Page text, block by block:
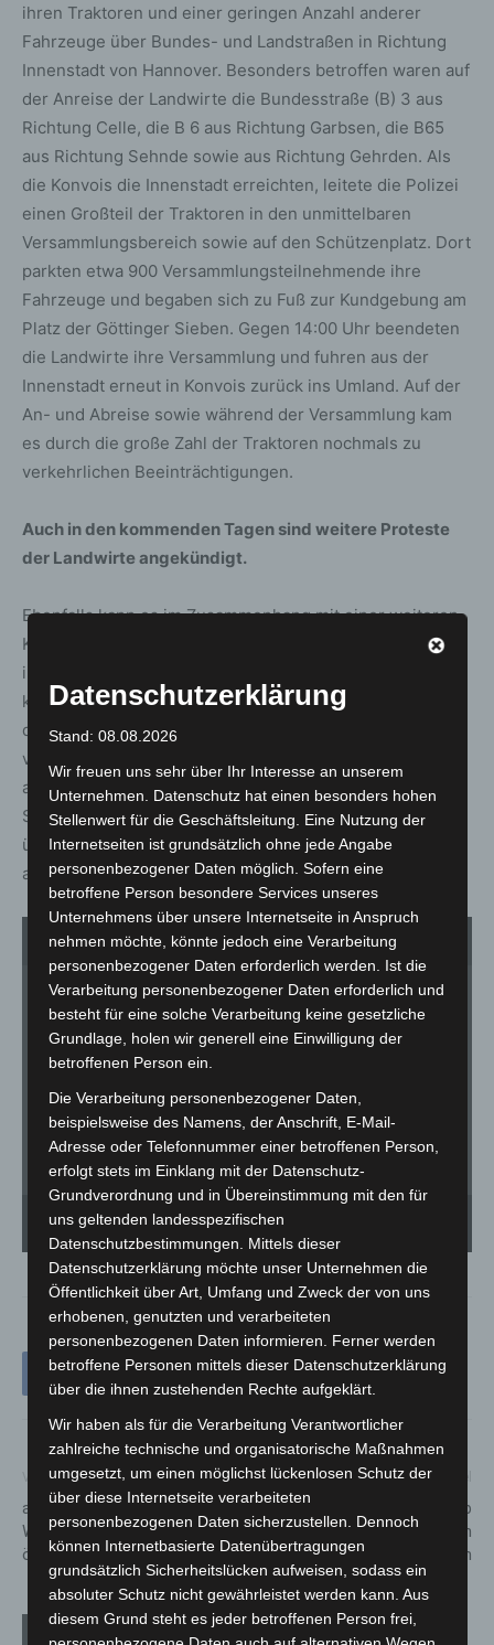
ihren Traktoren und einer geringen Anzahl anderer
Fahrzeuge über Bundes- und Landstraßen in Richtung
Innenstadt von Hannover. Besonders betroffen waren auf
der Anreise der Landwirte die Bundesstraße (B) 3 aus
Richtung Celle, die B 6 aus Richtung Garbsen, die B65
aus Richtung Sehnde sowie aus Richtung Gehrden. Als
die Konvois die Innenstadt erreichten, leitete die Polizei
einen Großteil der Traktoren in den unmittelbaren
Versammlungsbereich sowie auf den Schützenplatz. Dort
parkten etwa 900 Versammlungsteilnehmende ihre
Fahrzeuge und begaben sich zu Fuß zur Kundgebung am
Platz der Göttinger Sieben. Gegen 14:00 Uhr beendeten
die Landwirte ihre Versammlung und fuhren aus der
Innenstadt erneut in Konvois zurück ins Umland. Auf der
An- und Abreise sowie während der Versammlung kam
es durch die große Zahl der Traktoren nochmals zu
verkehrlichen Beeinträchtigungen.
Auch in den kommenden Tagen sind weitere Proteste
der Landwirte angekündigt.
Ebenfalls kann es im Zusammenhang mit einer weiteren
Kundgebung mit anschließendem Aufzug am 12.01.2024
im Stadtgebiet Hannover zu Verkehrsbeeinträchtigungen
kommen. Wie auch in den vergangenen Tagen empfiehlt
die Polizei den Autofahrerinnen und Autofahrern sich
vorab über die aktuelle Verkehrslage zu informieren und
auf nicht notwendige Fahrten zu verzichten. Der aktuelle
Stand der Verkehrsbeeinträchtigungen und Staus kann
über die Internetseite der Verkehrsmanagementzentrale
abgerufen werden:https://www.vmz-niedersachsen.de/
1von 3
Landwirtinnen und Landwirten kamen heute zu einer Großdemonstration in die
Innenstadt von Hannover. Mehr als 1000 Trecker und Landmaschinen fuhren in
einer Sternfahrt ins Zentrum der Landeshauptstadt. Auf dem Platz der Göttinger
Sieben fand eine große Kundgebung statt. - Foto: Bernd Günther
Vorheriger Artikel
aha-Personalversammlung:
Wertstoffhöfe und Deponien
öffnen später
Nächster Artikel
Bodenfrost bremst Betrieb
auf verschiedenen
städtischen Baustellen
Mehr vom Autor
Datenschutzerklärung
Stand: 08.08.2026
Wir freuen uns sehr über Ihr Interesse an unserem
Unternehmen. Datenschutz hat einen besonders hohen
Stellenwert für die Geschäftsleitung. Eine Nutzung der
Internetseiten ist grundsätzlich ohne jede Angabe
personenbezogener Daten möglich. Sofern eine
betroffene Person besondere Services unseres
Unternehmens über unsere Internetseite in Anspruch
nehmen möchte, könnte jedoch eine Verarbeitung
personenbezogener Daten erforderlich werden. Ist die
Verarbeitung personenbezogener Daten erforderlich und
besteht für eine solche Verarbeitung keine gesetzliche
Grundlage, holen wir generell eine Einwilligung der
betroffenen Person ein.
Die Verarbeitung personenbezogener Daten,
beispielsweise des Namens, der Anschrift, E-Mail-
Adresse oder Telefonnummer einer betroffenen Person,
erfolgt stets im Einklang mit der Datenschutz-
Grundverordnung und in Übereinstimmung mit den für
uns geltenden landesspezifischen
Datenschutzbestimmungen. Mittels dieser
Datenschutzerklärung möchte unser Unternehmen die
Öffentlichkeit über Art, Umfang und Zweck der von uns
erhobenen, genutzten und verarbeiteten
personenbezogenen Daten informieren. Ferner werden
betroffene Personen mittels dieser Datenschutzerklärung
über die ihnen zustehenden Rechte aufgeklärt.
Wir haben als für die Verarbeitung Verantwortlicher
zahlreiche technische und organisatorische Maßnahmen
umgesetzt, um einen möglichst lückenlosen Schutz der
über diese Internetseite verarbeiteten
personenbezogenen Daten sicherzustellen. Dennoch
können Internetbasierte Datenübertragungen
grundsätzlich Sicherheitslücken aufweisen, sodass ein
absoluter Schutz nicht gewährleistet werden kann. Aus
diesem Grund steht es jeder betroffenen Person frei,